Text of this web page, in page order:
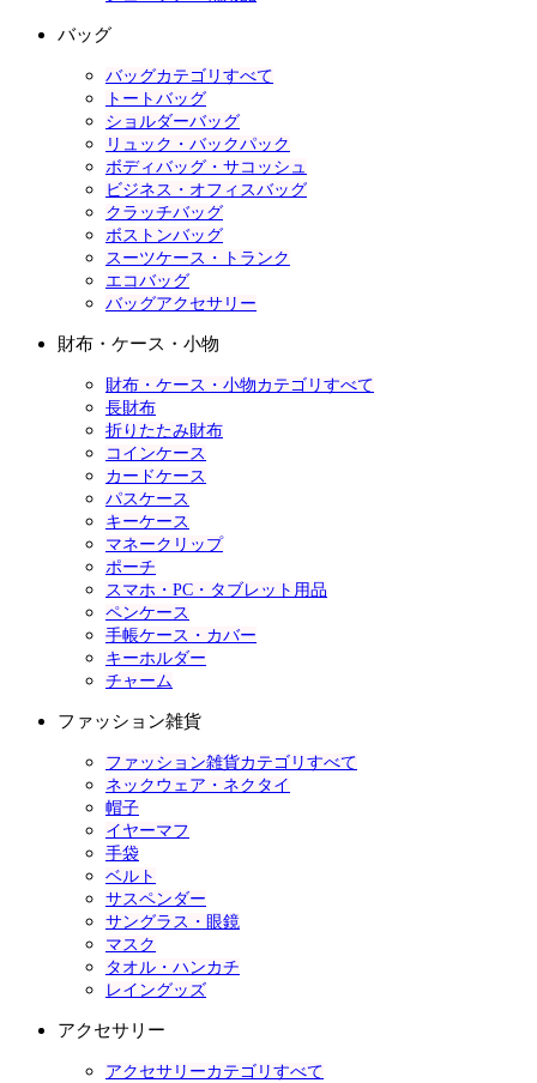
バッグ
バッグカテゴリすべて
トートバッグ
ショルダーバッグ
リュック・バックパック
ボディバッグ・サコッシュ
ビジネス・オフィスバッグ
クラッチバッグ
ボストンバッグ
スーツケース・トランク
エコバッグ
バッグアクセサリー
財布・ケース・小物
財布・ケース・小物カテゴリすべて
長財布
折りたたみ財布
コインケース
カードケース
パスケース
キーケース
マネークリップ
ポーチ
スマホ・PC・タブレット用品
ペンケース
手帳ケース・カバー
キーホルダー
チャーム
ファッション雑貨
ファッション雑貨カテゴリすべて
ネックウェア・ネクタイ
帽子
イヤーマフ
手袋
ベルト
サスペンダー
サングラス・眼鏡
マスク
タオル・ハンカチ
レイングッズ
アクセサリー
アクセサリーカテゴリすべて